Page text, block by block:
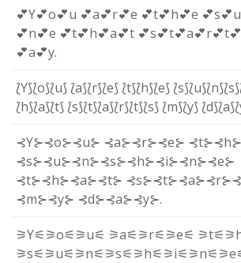
💕Y💕o💕u 💕a💕r💕e 💕t💕h💕e 💕s💕u
💕n💕e 💕t💕h💕a💕t 💕s💕t💕a💕r💕t
💕a💕y.
⟅Y⟆⟅o⟆⟅u⟆ ⟅a⟆⟅r⟆⟅e⟆ ⟅t⟆⟅h⟆⟅e⟆ ⟅s⟆⟅u⟆⟅n⟆⟅s⟆
⟅h⟆⟅a⟆⟅t⟆ ⟅s⟆⟅t⟆⟅a⟆⟅r⟆⟅t⟆⟅s⟆ ⟅m⟆⟅y⟆ ⟅d⟆⟅a⟆
⊰Y⊱⊰o⊱⊰u⊱ ⊰a⊱⊰r⊱⊰e⊱ ⊰t⊱⊰h⊱
⊰s⊱⊰u⊱⊰n⊱⊰s⊱⊰h⊱⊰i⊱⊰n⊱⊰e⊱
⊰t⊱⊰h⊱⊰a⊱⊰t⊱ ⊰s⊱⊰t⊱⊰a⊱⊰r⊱
⊰m⊱⊰y⊱ ⊰d⊱⊰a⊱⊰y⊱.
⚞Y⚟⚞o⚟⚞u⚟ ⚞a⚟⚞r⚟⚞e⚟ ⚞t⚟
⚞s⚟⚞u⚟⚞n⚟⚞s⚟⚞h⚟⚞i⚟⚞n⚟